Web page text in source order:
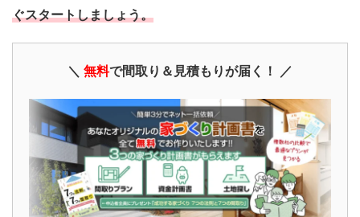
ぐスタートしましょう。
＼ 無料で間取り＆見積もりが届く！ ／